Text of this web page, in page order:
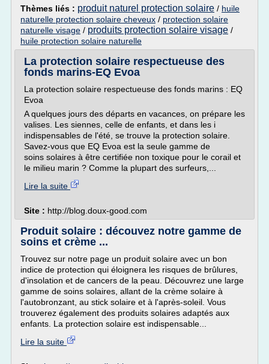
Thèmes liés : produit naturel protection solaire / huile
naturelle protection solaire cheveux / protection solaire
naturelle visage / produits protection solaire visage /
huile protection solaire naturelle
La protection solaire respectueuse des
fonds marins-EQ Evoa
La protection solaire respectueuse des fonds marins : EQ
Evoa
A quelques jours des départs en vacances, on prépare les
valises. Les siennes, celle de enfants, et dans les i
indispensables de l'été, se trouve la protection solaire.
Savez-vous que EQ Evoa est la seule gamme de
soins solaires à être certifiée non toxique pour le corail et
le milieu marin ? Comme la plupart des surfeurs,...
Lire la suite
Site : http://blog.doux-good.com
Produit solaire : découvez notre gamme de
soins et crème ...
Trouvez sur notre page un produit solaire avec un bon
indice de protection qui éloignera les risques de brûlures,
d'insolation et de cancers de la peau. Découvrez une large
gamme de soins solaires, allant de la crème solaire à
l'autobronzant, au stick solaire et à l'après-soleil. Vous
trouverez également des produits solaires adaptés aux
enfants. La protection solaire est indispensable...
Lire la suite